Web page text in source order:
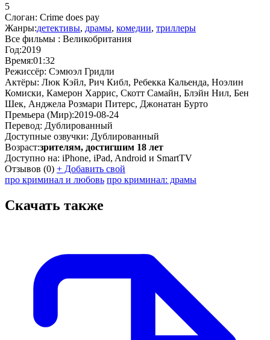
5
Слоган: Crime does pay
Жанры:детективы, драмы, комедии, триллеры
Все фильмы : Великобритания
Год:2019
Время:01:32
Режиссёр: Сэмюэл Гридли
Актёры: Люк Кэйл, Рич Кибл, Ребекка Кальенда, Ноэлин
Комиски, Камерон Харрис, Скотт Самайн, Блэйн Нил, Бен
Шек, Анджела Розмари Питерс, Джонатан Бурто
Премьера (Мир):2019-08-24
Перевод: Дублированный
Доступные озвучки: Дублированный
Возраст:зрителям, достигшим 18 лет
Доступно на: iPhone, iPad, Android и SmartTV
Отзывов (0) + Добавить свой
про криминал и любовь про криминал: драмы
Скачать также